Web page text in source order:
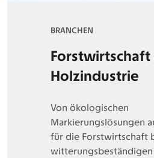
BRANCHEN
Forstwirtschaft
Holzindustrie
Von ökologischen
Markierungslösungen
für die Forstwirtschaft